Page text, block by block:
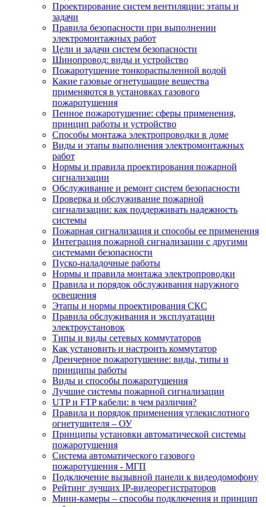
Проектирование систем вентиляции: этапы и
задачи
Правила безопасности при выполнении
электромонтажных работ
Цели и задачи систем безопасности
Шинопровод: виды и устройство
Пожаротушение тонкораспыленной водой
Какие газовые огнетушащие вещества
применяются в установках газового
пожаротушения
Пенное пожаротушение: сферы применения,
принцип работы и устройство
Способы монтажа электропроводки в доме
Виды и этапы выполнения электромонтажных
работ
Нормы и правила проектирования пожарной
сигнализации
Обслуживание и ремонт систем безопасности
Проверка и обслуживание пожарной
сигнализации: как поддерживать надежность
системы
Пожарная сигнализация и способы ее применения
Интеграция пожарной сигнализации с другими
системами безопасности
Пуско-наладочные работы
Нормы и правила монтажа электропроводки
Правила и порядок обслуживания наружного
освещения
Этапы и нормы проектирования СКС
Правила обслуживания и эксплуатации
электроустановок
Типы и виды сетевых коммутаторов
Как установить и настроить коммутатор
Дренчерное пожаротушение: виды, типы и
принципы работы
Виды и способы пожаротушения
Лучшие системы пожарной сигнализации
UTP и FTP кабели: в чем различия?
Правила и порядок применения углекислотного
огнетушителя – ОУ
Принципы установки автоматической системы
пожаротушения
Система автоматического газового
пожаротушения - МГП
Подключение вызывной панели к видеодомофону
Рейтинг лучших IP-видеорегистраторов
Мини-камеры – способы подключения и принцип